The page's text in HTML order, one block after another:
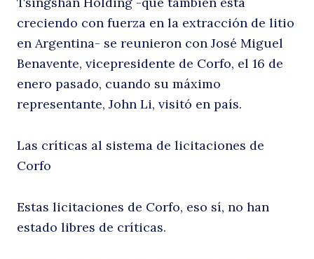
creciendo con fuerza en la extracción de litio
en Argentina- se reunieron con José Miguel
Benavente, vicepresidente de Corfo, el 16 de
enero pasado, cuando su máximo
representante, John Li, visitó en país.
Las críticas al sistema de licitaciones de
Corfo
Estas licitaciones de Corfo, eso sí, no han
estado libres de críticas.